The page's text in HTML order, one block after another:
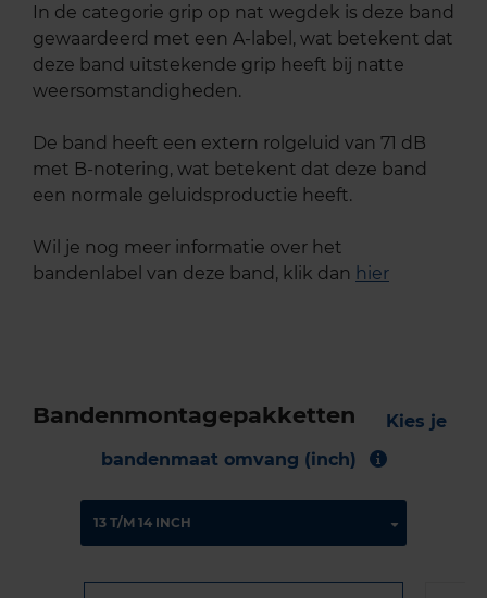
In de categorie grip op nat wegdek is deze band
gewaardeerd met een A-label, wat betekent dat
deze band uitstekende grip heeft bij natte
weersomstandigheden.
De band heeft een extern rolgeluid van 71 dB
met B-notering, wat betekent dat deze band
een normale geluidsproductie heeft.
Wil je nog meer informatie over het
bandenlabel van deze band, klik dan hier
Bandenmontagepakketten
Kies je
bandenmaat omvang (inch)